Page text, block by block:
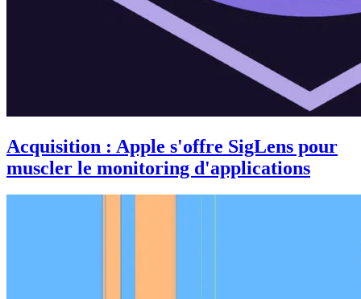
Acquisition : Apple s'offre SigLens pour
muscler le monitoring d'applications